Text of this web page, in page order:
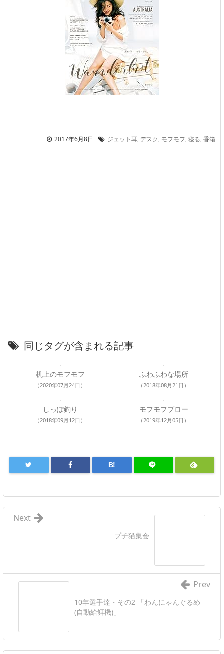
2017年6月8日 ジェット耳,デスク, モフモフ,寝る,香箱
同じタグが含まれる記事
机上のモフモフ
（2020年07月24日）
ふわふわな場所
（2018年08月21日）
しっぽ釣り
（2018年09月12日）
モフモフブロー
（2019年12月05日）
B!
プチ猫集会
Next
10年選手達・その2 「わんにゃんぐるめ
(自動給餌機)」
Prev